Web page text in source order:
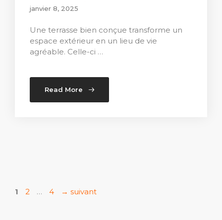
janvier 8, 2025
Une terrasse bien conçue transforme un
espace extérieur en un lieu de vie
agréable. Celle-ci …
Read More
Page
1 Page
2 … Page
4 → suivant